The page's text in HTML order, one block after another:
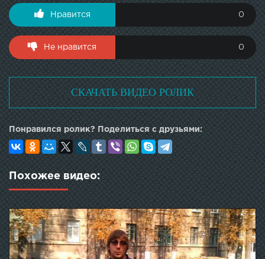
Нравится 0
Не нравится 0
СКАЧАТЬ ВИДЕО РОЛИК
Понравился ролик? Поделиться с друзьями:
Похожее видео: